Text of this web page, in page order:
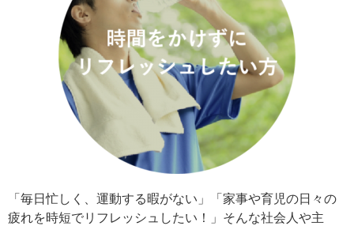
「毎日忙しく、運動する暇がない」「家事や育児の日々の
疲れを時短でリフレッシュしたい！」そんな社会人や主